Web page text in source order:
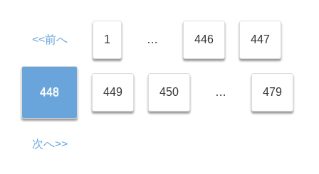
<<前へ 1 … 446 447
448 449 450 … 479
次へ>>